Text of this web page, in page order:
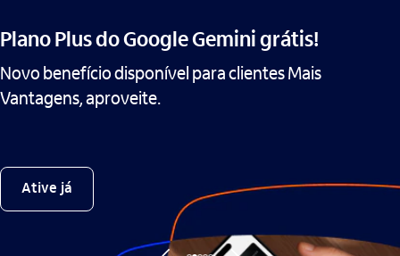
Plano Plus do Google Gemini grátis!
Novo benefício disponível para clientes Mais
Vantagens, aproveite.
Ative já